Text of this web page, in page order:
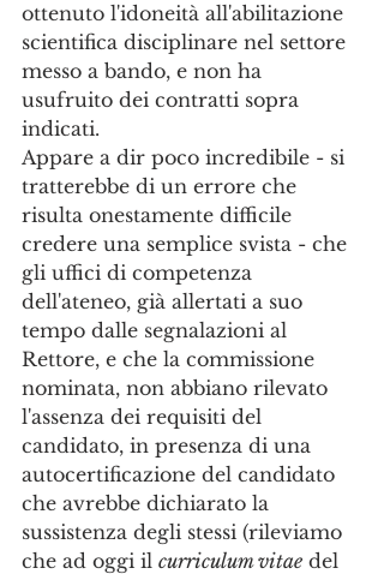
ottenuto l'idoneità all'abilitazione
scientifica disciplinare nel settore
messo a bando, e non ha
usufruito dei contratti sopra
indicati.
Appare a dir poco incredibile - si
tratterebbe di un errore che
risulta onestamente difficile
credere una semplice svista - che
gli uffici di competenza
dell'ateneo, già allertati a suo
tempo dalle segnalazioni al
Rettore, e che la commissione
nominata, non abbiano rilevato
l'assenza dei requisiti del
candidato, in presenza di una
autocertificazione del candidato
che avrebbe dichiarato la
sussistenza degli stessi (rileviamo
che ad oggi il curriculum vitae del